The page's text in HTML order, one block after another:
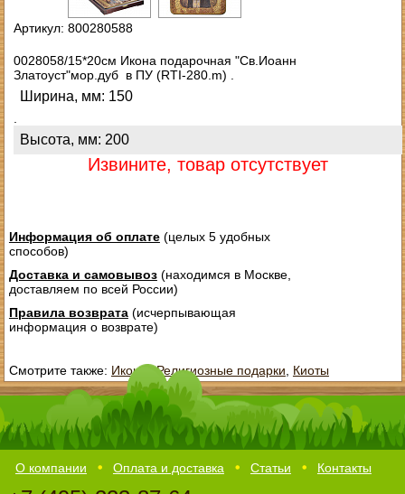
Артикул: 800280588
0028058/15*20см Икона подарочная "Св.Иоанн
Златоуст"мор.дуб в ПУ (RTI-280.m) .
Ширина, мм: 150
Высота, мм: 200
Извините, товар отсутствует
Информация об оплате(целых 5 удобных
способов)
Доставка и самовывоз(находимся в Москве,
доставляем по всей России)
Правила возврата(исчерпывающая
информация о возврате)
Смотрите также: Иконы ,Религиозные подарки Киоты
О компании Оплата и доставка Статьи Контакты